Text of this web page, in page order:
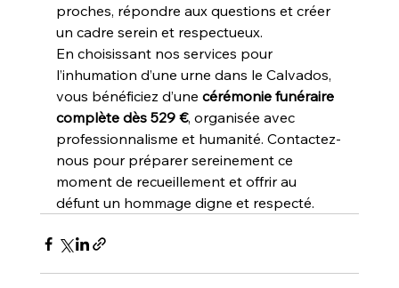
proches, répondre aux questions et créer
un cadre serein et respectueux.
En choisissant nos services pour
l’inhumation d’une urne dans le Calvados,
vous bénéficiez d’une cérémonie funéraire
complète dès 529 €, organisée avec
professionnalisme et humanité. Contactez-
nous pour préparer sereinement ce
moment de recueillement et offrir au
défunt un hommage digne et respecté.